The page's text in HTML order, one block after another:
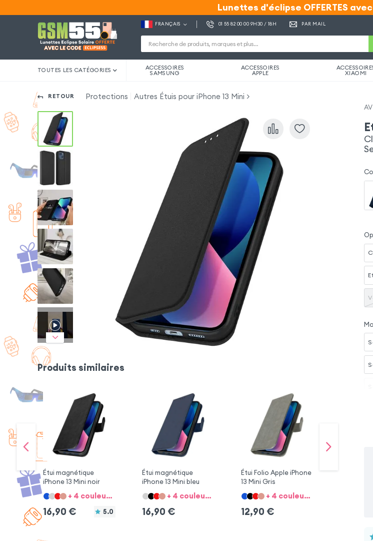
Lunettes d'éclipse OFFERTES avec
Lunettes d'éclipse OFFERTES avec
FRANÇAIS 01 55 82 00 00 9H30 / 18H PAR MAIL
TOUTES LES CATÉGORIES ACCESSOIRES
SAMSUNG
ACCESSOIRES
APPLE XIAOMI
RETOUR Protections Autres Étuis pour iPhone 13 Mini
Produits similaires
Étui magnétique
iPhone 13 Mini noir
+ 4 couleurs + 10 option
16,90 € 5.0
Étui magnétique
iPhone 13 Mini bleu
+ 4 couleurs + 10 option
16,90 €
Étui Folio Apple iPhone
13 Mini Gris
+ 4 couleurs + 10 option
12,90 €
Étui